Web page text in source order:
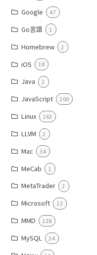
Google 47
Go言語 1
Homebrew 2
iOS 18
Java 2
JavaScript 200
Linux 163
LLVM 2
Mac 34
MeCab 1
MetaTrader 2
Microsoft 13
MMD 128
MySQL 34